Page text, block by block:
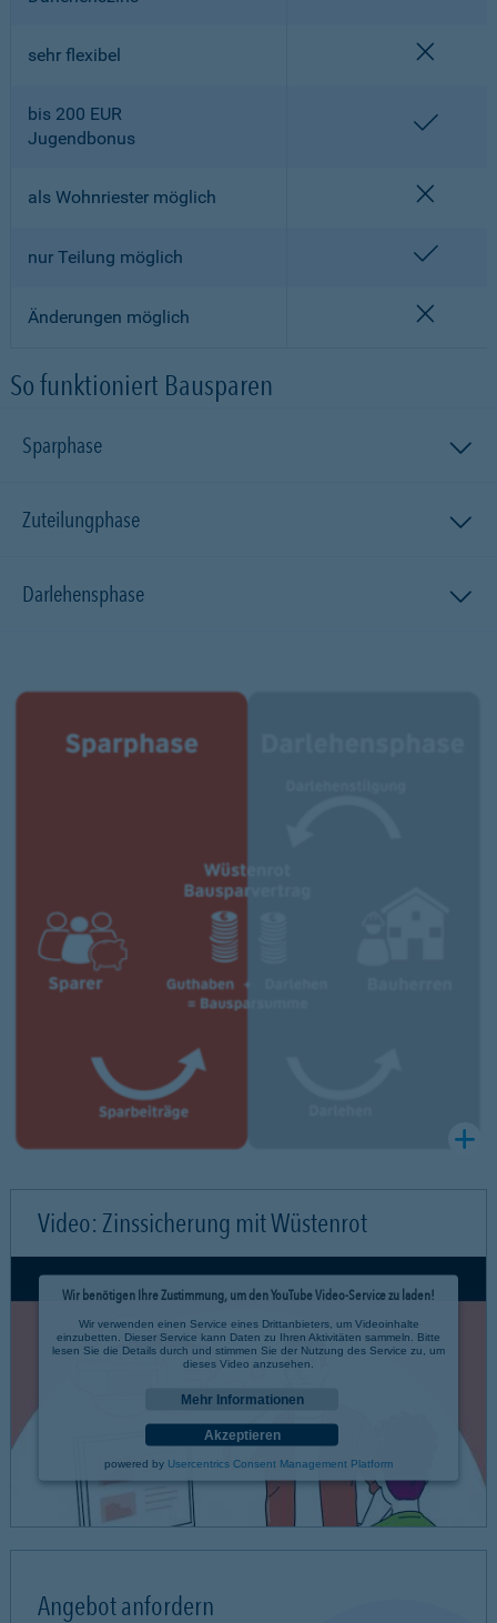
sehr flexibel
bis 200 EUR
Jugendbonus
als Wohnriester möglich
nur Teilung möglich
Änderungen möglich
So funktioniert Bausparen
Sparphase
Zuteilungphase
Darlehensphase
Video: Zinssicherung mit Wüstenrot
Wir benötigen Ihre Zustimmung, um den YouTube Video-Service zu laden!
Wir verwenden einen Service eines Drittanbieters, um Videoinhalte
einzubetten. Dieser Service kann Daten zu Ihren Aktivitäten sammeln. Bitte
lesen Sie die Details durch und stimmen Sie der Nutzung des Service zu, um
dieses Video anzusehen.
Mehr Informationen
Akzeptieren
powered by Usercentrics Consent Management Platform
Angebot anfordern